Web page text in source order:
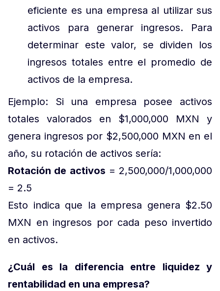
eficiente es una empresa al utilizar sus
activos para generar ingresos. Para
determinar este valor, se dividen los
ingresos totales entre el promedio de
activos de la empresa.
Ejemplo: Si una empresa posee activos
totales valorados en $1,000,000 MXN y
genera ingresos por $2,500,000 MXN en el
año, su rotación de activos sería:
Rotación de activos = 2,500,000/1,000,000
= 2.5
Esto indica que la empresa genera $2.50
MXN en ingresos por cada peso invertido
en activos.
¿Cuál es la diferencia entre liquidez y
rentabilidad en una empresa?